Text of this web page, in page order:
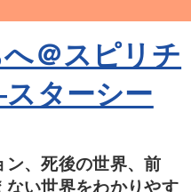
＠スピリチ
ターシー
ン、死後の世界、前
い世界をわかりやす